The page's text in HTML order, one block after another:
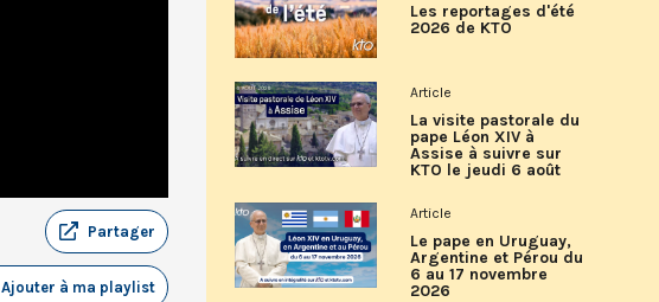
Partager
Ajouter à ma playlist
Les reportages d'été
2026 de KTO
Article
La visite pastorale du
pape Léon XIV à
Assise à suivre sur
KTO le jeudi 6 août
Article
Le pape en Uruguay,
Argentine et Pérou du
6 au 17 novembre
2026